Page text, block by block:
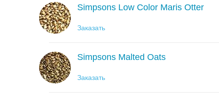
Simpsons Low Color Maris Otter
Заказать
Simpsons Malted Oats
Заказать